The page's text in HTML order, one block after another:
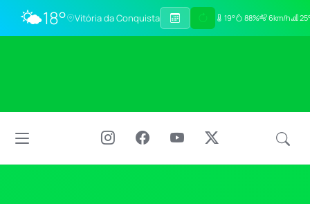
🌤️18° Vitória da Conquista 19° 88% 6km/h